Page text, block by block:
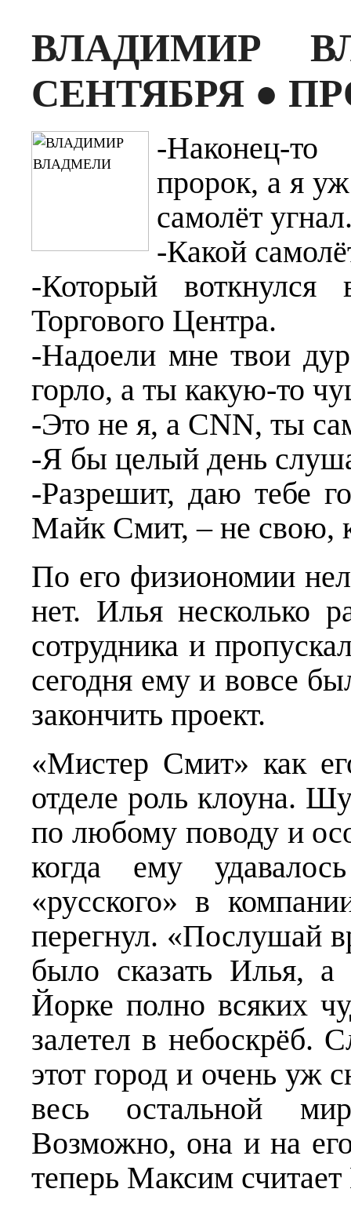
ВЛАДИМИР
СЕНТЯБРЯ ●
-Наконец-
пророк, а я уж
самолёт
-Какой
-Который
Торгового Центра.
-Надоели мне твои
горло, а ты какую-то
-Это не я, а CNN, ты
-Я бы целый день
-Разрешит, даю тебе
Майк Смит, – не свою,
По его физиономии
нет. Илья несколько
сотрудника и
сегодня ему и вовсе
закончить проект.
«Мистер Смит» как
отделе роль клоуна.
по любому поводу и
когда ему
«русского» в
перегнул. «Послушай
было сказать Илья,
Йорке полно всяких
залетел в небоскрёб.
этот город и очень уж
весь остальной
Возможно, она и на
теперь Максим